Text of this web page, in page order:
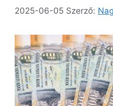
2025-06-05 Szerző: